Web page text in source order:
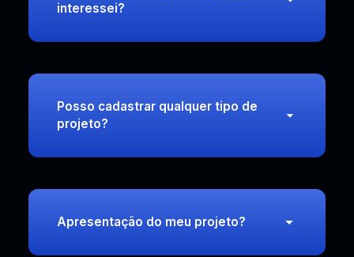
interessei?
Posso cadastrar qualquer tipo de
projeto?
Apresentação do meu projeto?